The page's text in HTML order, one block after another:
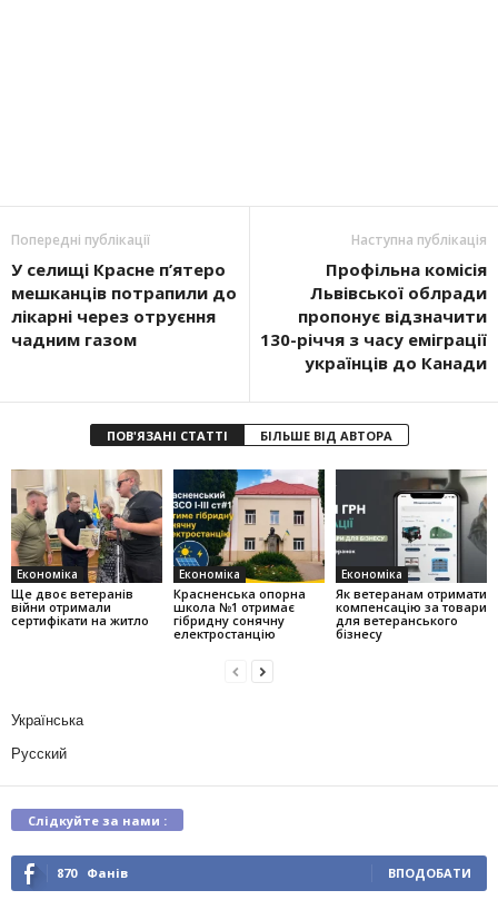
Попередні публікації
У селищі Красне п’ятеро
мешканців потрапили до
лікарні через отруєння
чадним газом
Наступна публікація
Профільна комісія
Львівської облради
пропонує відзначити
130-річчя з часу еміграції
українців до Канади
ПОВ'ЯЗАНІ СТАТТІ БІЛЬШЕ ВІД АВТОРА
Економіка
Ще двоє ветеранів
війни отримали
сертифікати на житло
Економіка
Красненська опорна
школа №1 отримає
гібридну сонячну
електростанцію
Економіка
Як ветеранам отримати
компенсацію за товари
для ветеранського
бізнесу
Українська
Русский
Слідкуйте за нами :
870 Фанів ВПОДОБАТИ